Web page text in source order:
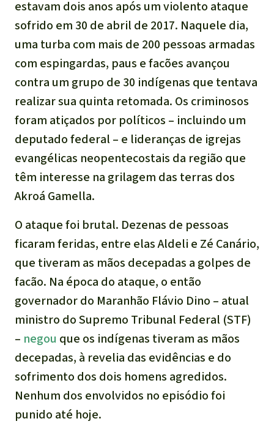
estavam dois anos após um violento ataque
sofrido em 30 de abril de 2017. Naquele dia,
uma turba com mais de 200 pessoas armadas
com espingardas, paus e facões avançou
contra um grupo de 30 indígenas que tentava
realizar sua quinta retomada. Os criminosos
foram atiçados por políticos – incluindo um
deputado federal – e lideranças de igrejas
evangélicas neopentecostais da região que
têm interesse na grilagem das terras dos
Akroá Gamella.
O ataque foi brutal. Dezenas de pessoas
ficaram feridas, entre elas Aldeli e Zé Canário,
que tiveram as mãos decepadas a golpes de
facão. Na época do ataque, o então
governador do Maranhão Flávio Dino – atual
ministro do Supremo Tribunal Federal (STF)
– negou que os indígenas tiveram as mãos
decepadas, à revelia das evidências e do
sofrimento dos dois homens agredidos.
Nenhum dos envolvidos no episódio foi
punido até hoje.